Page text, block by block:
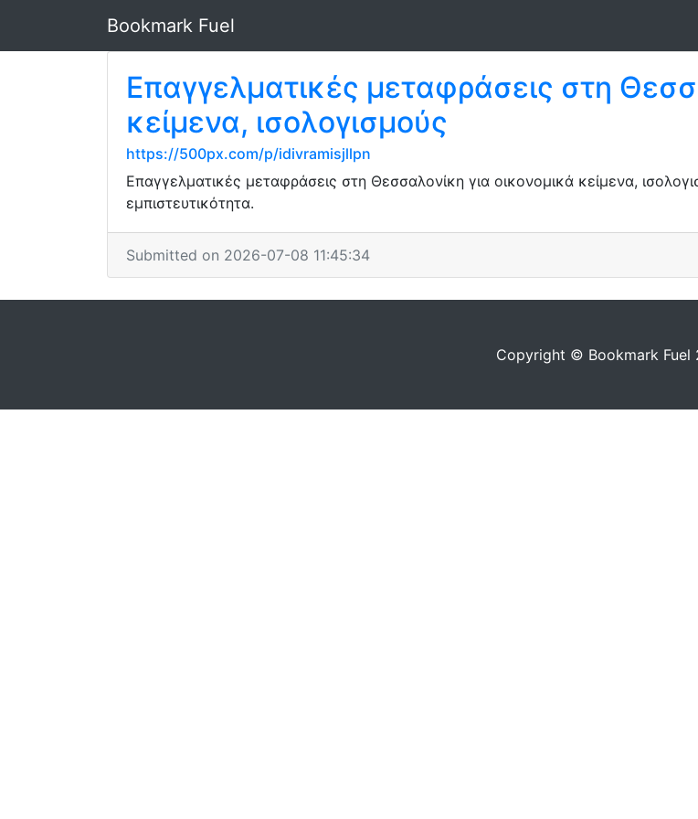
Bookmark Fuel
Επαγγελματικές μεταφράσεις στη
κείμενα, ισολογισμούς
https://500px.com/p/idivramisjllpn
Επαγγελματικές μεταφράσεις στη Θεσσαλονίκη για οικονομικά κείμενα,
εμπιστευτικότητα.
Submitted on 2026-07-08 11:45:34
Copyright © Bookmark Fuel